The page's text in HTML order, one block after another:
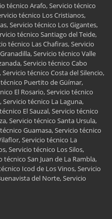
técnico Arafo, Servicio técnico
técnico Los Cristianos,
Servicio técnico Los Gigantes,
técnico Santiago del Teide,
técnico Las Chafiras, Servicio
Servicio técnico Valle
Servicio técnico Cabo
técnico Costa del Silencio,
Puertito de Güímar,
El Rosario, Servicio técnico
Servicio técnico La Laguna,
El Sauzal, Servicio técnico
Servicio técnico Santa Ursula,
Guamasa, Servicio técnico
Servicio técnico La
Servicio técnico Los Silos,
San Juan de La Rambla,
Icod de Los Vinos, Servicio
del Norte, Servicio